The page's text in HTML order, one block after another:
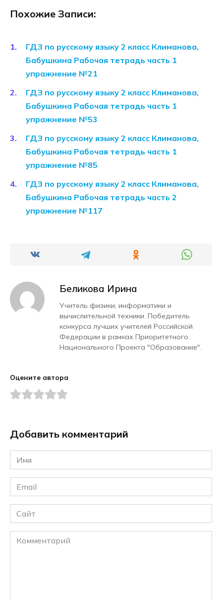
Похожие Записи:
ГДЗ по русскому языку 2 класс Климанова,
Бабушкина Рабочая тетрадь часть 1
упражнение №21
ГДЗ по русскому языку 2 класс Климанова,
Бабушкина Рабочая тетрадь часть 1
упражнение №53
ГДЗ по русскому языку 2 класс Климанова,
Бабушкина Рабочая тетрадь часть 1
упражнение №85
ГДЗ по русскому языку 2 класс Климанова,
Бабушкина Рабочая тетрадь часть 2
упражнение №117
Беликова Ирина
Учитель физики, информатики и
вычислительной техники. Победитель
конкурса лучших учителей Российской
Федерации в рамках Приоритетного
Национального Проекта "Образование".
Оцените автора
Добавить комментарий
Имя
*
Email
*
Сайт
Комментарий